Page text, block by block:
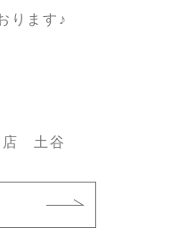
ります♪
店 土谷